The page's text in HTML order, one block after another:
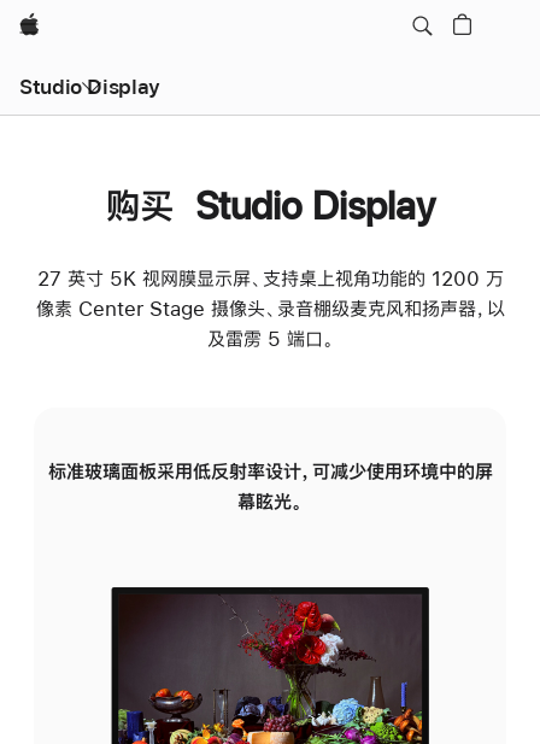
Apple
Studio Display
购买 Studio Display
27 英寸 5K 视网膜显示屏、支持桌上视角功能的 1200 万
像素 Center Stage 摄像头、录音棚级麦克风和扬声器，以
及雷雳 5 端口。
标准玻璃面板采用低反射率设计，可减少使用环境中的屏
幕眩光。